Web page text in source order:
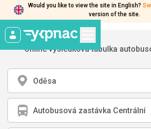
Would you like to view the site in English?
version of the site.
Online výsledková tabulka
Oděsa
Autobusová zastávka Centrální